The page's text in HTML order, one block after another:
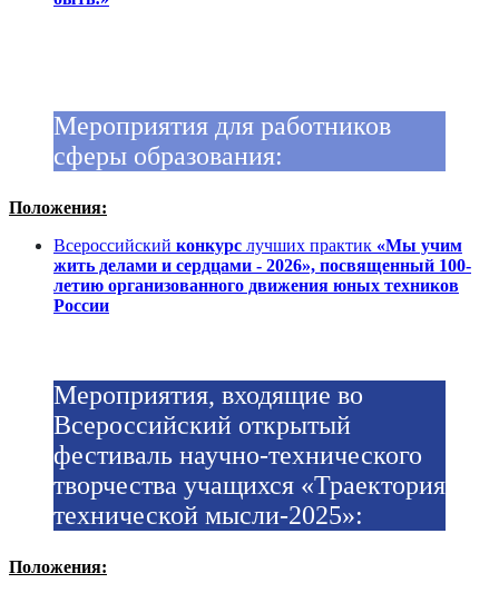
Мероприятия для работников
сферы образования:
Положения:
Всероссийский конкурс лучших практик «Мы учим
жить делами и сердцами - 2026», посвященный 100-
летию организованного движения юных техников
России
Мероприятия, входящие во
Всероссийский открытый
фестиваль научно-технического
творчества учащихся «Траектория
технической мысли-2025»:
Положения: